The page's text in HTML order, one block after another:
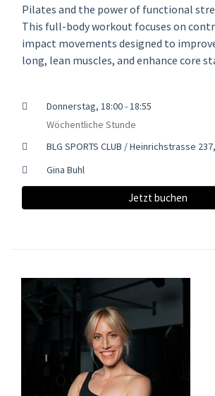
Pilates and the power of functional
This full-body workout focuses on
impact movements designed to
long, lean muscles, and enhance core
Donnerstag, 18:00 - 18:55
Wöchentliche Stunde
BLG SPORTS CLUB / Heinrichstrasse
Gina Buhl
Jetzt buchen